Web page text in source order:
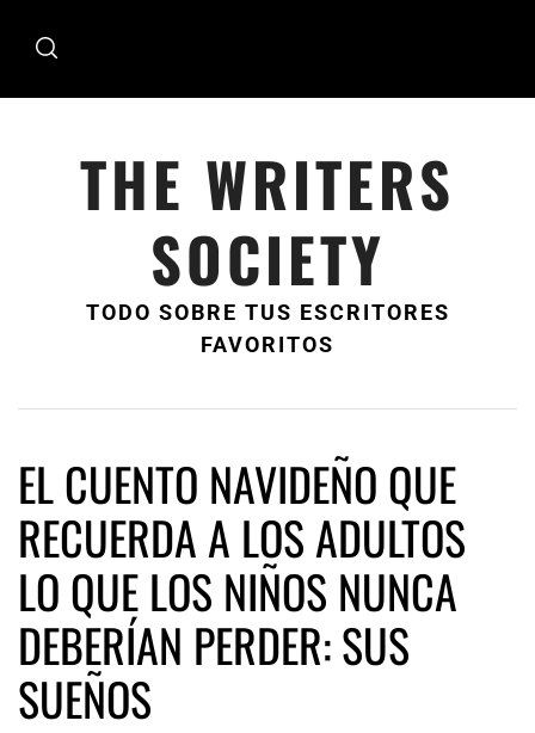
THE WRITERS
SOCIETY
TODO SOBRE TUS ESCRITORES
FAVORITOS
EL CUENTO NAVIDEÑO QUE
RECUERDA A LOS ADULTOS
LO QUE LOS NIÑOS NUNCA
DEBERÍAN PERDER: SUS
SUEÑOS